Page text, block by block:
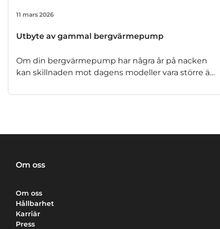
11 mars 2026
Utbyte av gammal bergvärmepump
Om din bergvärmepump har några år på nacken
kan skillnaden mot dagens modeller vara större än
mer energieffektiva än äldre modeller. Det innebär
Om oss
Om oss
Hållbarhet
Karriär
Press